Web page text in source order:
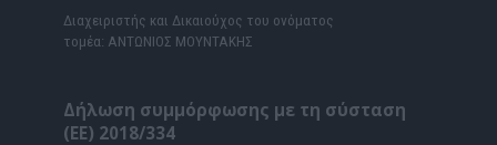
Διαχειριστής και Δικαιούχος του ονόματος
τομέα: ΑΝΤΩΝΙΟΣ ΜΟΥΝΤΑΚΗΣ
Δήλωση συμμόρφωσης με τη σύσταση
(ΕΕ) 2018/334